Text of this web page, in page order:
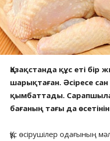
Қазақстанда құс еті
шарықтаған. Әсіресе
қымбаттады.
бағаның тағы да
Құс өсірушілер одағының